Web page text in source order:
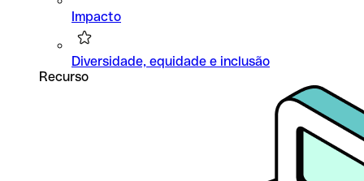
Impacto
Diversidade, equidade e inclusão
Recurso